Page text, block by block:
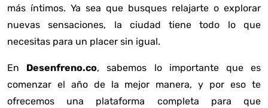
más íntimos. Ya sea que busques relajarte o explorar
nuevas sensaciones, la ciudad tiene todo lo que
necesitas para un placer sin igual.
En Desenfreno.co, sabemos lo importante que es
comenzar el año de la mejor manera, y por eso te
ofrecemos una plataforma completa para que